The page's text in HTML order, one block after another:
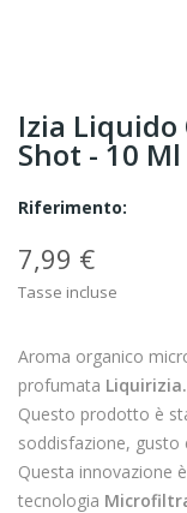
Izia Liquido
Shot - 10
Riferimento:
7,99 €
Tasse incluse
Aroma organico
profumata Liquirizia.
Questo prodotto è
soddisfazione, gusto
Questa innovazione
tecnologia